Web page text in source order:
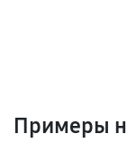
Примеры